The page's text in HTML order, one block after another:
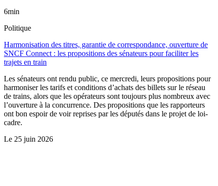
6min
Politique
Harmonisation des titres, garantie de correspondance, ouverture de
SNCF Connect : les propositions des sénateurs pour faciliter les
trajets en train
Les sénateurs ont rendu public, ce mercredi, leurs propositions pour
harmoniser les tarifs et conditions d’achats des billets sur le réseau
de trains, alors que les opérateurs sont toujours plus nombreux avec
l’ouverture à la concurrence. Des propositions que les rapporteurs
ont bon espoir de voir reprises par les députés dans le projet de loi-
cadre.
Le 25 juin 2026